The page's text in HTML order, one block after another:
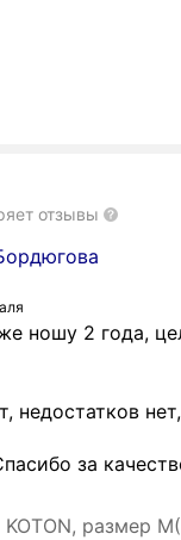
отзывы
ношу 2 года,
недостатков
за
размер